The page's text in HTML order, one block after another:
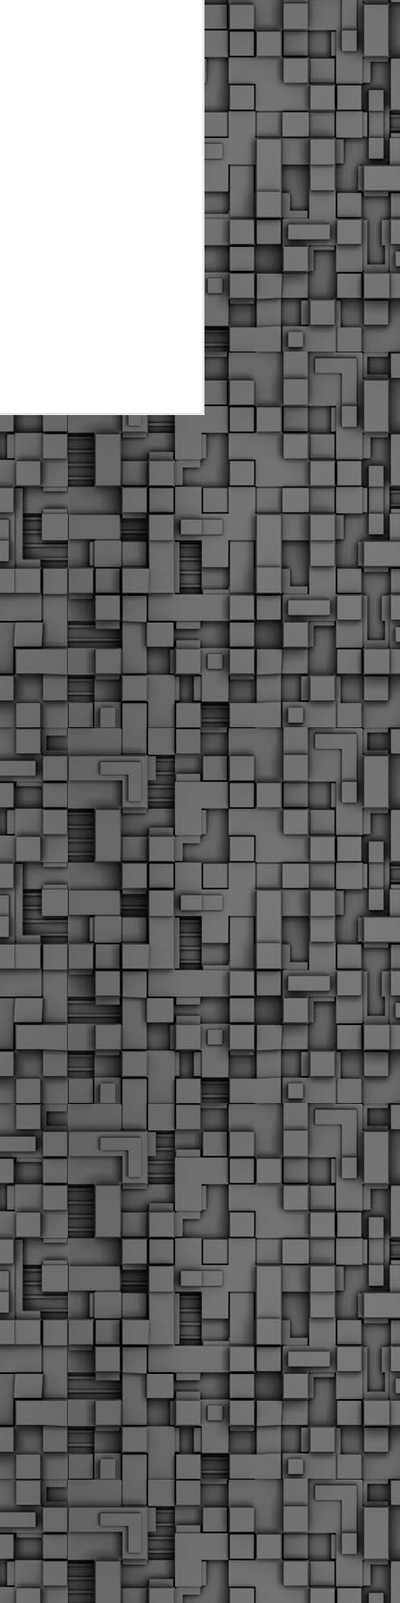
Διοικητικά πρόστιμα
ύψους 11.350€ σε
εργολάβους για
παραβάσεις σε έργα
Ο.Κ.Ω
Η Δημοτική Αστυνομία
Θεσσαλονίκης βεβαίωσε κατά
τις προηγούμενες ημέρες
πρόστιμα για 11 διοικητικές
παραβάσεις που έλαβαν
εργασιών από εργολαβικά
συνεργεία και οι οποίες
αφορούσαν εκτέλεση
εργασιών χωρίς νόμιμη
σήμανση και στην απόθεση
υλικών – εργαλείων εκτός του
προβλεπόμενου εργοταξίου.